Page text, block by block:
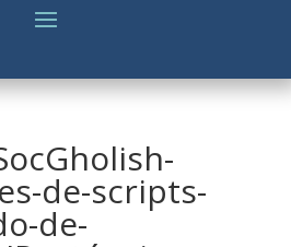
de-scripts-
de-